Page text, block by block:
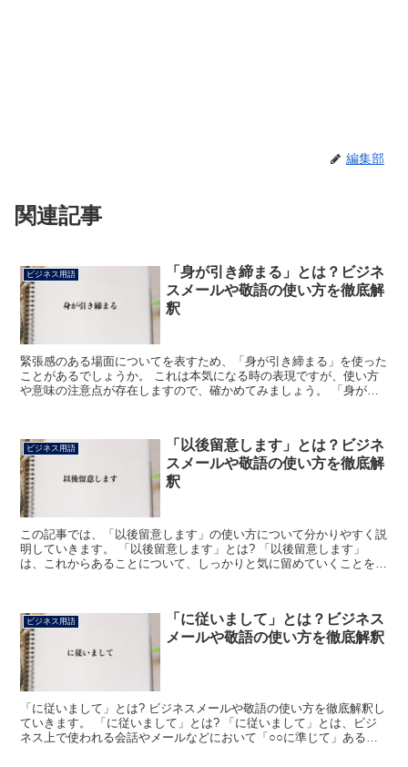
編集部
関連記事
ビジネス用語
「身が引き締まる」とは？ビジネ
スメールや敬語の使い方を徹底解
釈
緊張感のある場面についてを表すため、「身が引き締まる」を使った
ことがあるでしょうか。 これは本気になる時の表現ですが、使い方
や意味の注意点が存在しますので、確かめてみましょう。 「身が引
ビジネス用語
「以後留意します」とは？ビジネ
スメールや敬語の使い方を徹底解
釈
この記事では、「以後留意します」の使い方について分かりやすく説
明していきます。 「以後留意します」とは? 「以後留意します」
は、これからあることについて、しっかりと気に留めていくことを伝
ビジネス用語
「に従いまして」とは？ビジネス
メールや敬語の使い方を徹底解釈
「に従いまして」とは? ビジネスメールや敬語の使い方を徹底解釈し
ていきます。 「に従いまして」とは? 「に従いまして」とは、ビジ
ネス上で使われる会話やメールなどにおいて「○○に準じて」あるい